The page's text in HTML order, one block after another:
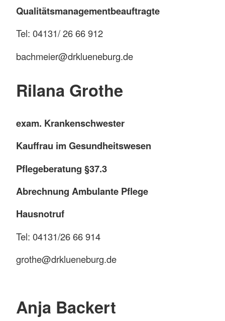
Qualitätsmanagementbeauftragte
Tel: 04131/ 26 66 912
bachmeier@drklueneburg.de
Rilana Grothe
exam. Krankenschwester
Kauffrau im Gesundheitswesen
Pflegeberatung §37.3
Abrechnung Ambulante Pflege
Hausnotruf
Tel: 04131/26 66 914
grothe@drklueneburg.de
Anja Backert